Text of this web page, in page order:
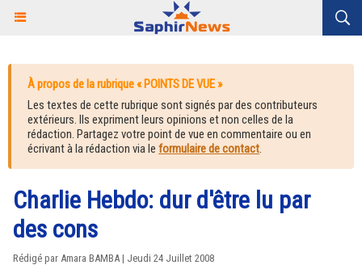
À propos de la rubrique « POINTS DE VUE »
Les textes de cette rubrique sont signés par des contributeurs
extérieurs. Ils expriment leurs opinions et non celles de la
rédaction. Partagez votre point de vue en commentaire ou en
écrivant à la rédaction via le formulaire de contact.
Charlie Hebdo: dur d'être lu par
des cons
Rédigé par Amara BAMBA | Jeudi 24 Juillet 2008